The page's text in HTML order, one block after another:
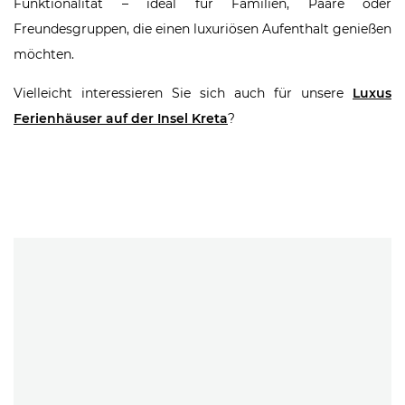
Funktionalität – ideal für Familien, Paare oder
Freundesgruppen, die einen luxuriösen Aufenthalt genießen
möchten.
Vielleicht interessieren Sie sich auch für unsere Luxus
Ferienhäuser auf der Insel Kreta?